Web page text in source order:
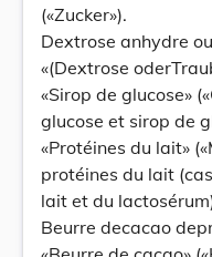
(«Zucker»).
Dextrose anhydre
«(Dextrose
«Sirop de glucose»
glucose et sirop de
«Protéines du lait»
protéines du lait
lait et du
Beurre decacao